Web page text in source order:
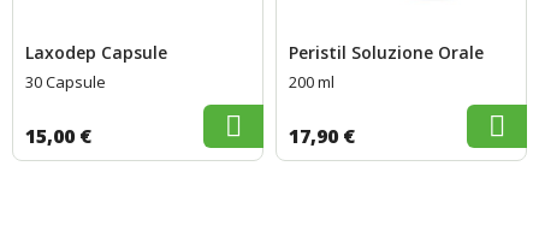
Laxodep Capsule
30 Capsule
15,00 €
Peristil Soluzione Orale
200 ml
17,90 €